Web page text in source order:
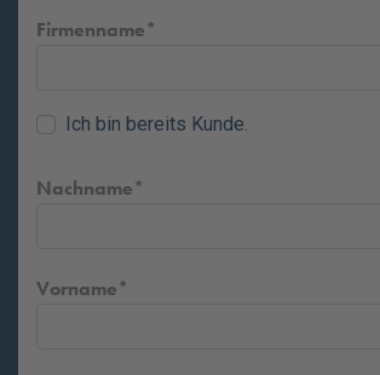
Firmenname
Ich bin bereits Kunde.
Nachname
Vorname